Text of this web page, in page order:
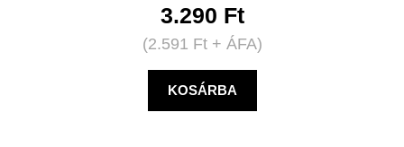
3.290 Ft
(2.591 Ft+ ÁFA)
KOSÁRBA